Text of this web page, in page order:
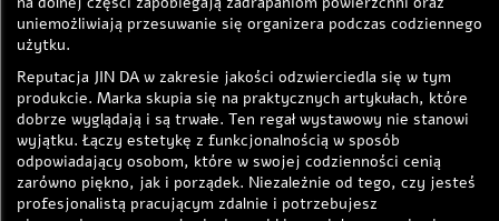
uniemożliwiają przesuwanie się organizera podczas codziennego
użytku.
Reputacja JIN DA w zakresie jakości odzwierciedla się w tym
produkcie. Marka skupia się na praktycznych artykułach, które
dobrze wyglądają i są trwałe. Ten regał wystawowy nie stanowi
wyjątku. Łączy estetykę z funkcjonalnością w sposób
odpowiadający osobom, które w swojej codzienności cenią
zarówno piękno, jak i porządek. Niezależnie od tego, czy jesteś
profesjonalistą pracującym zdalnie i potrzebujesz